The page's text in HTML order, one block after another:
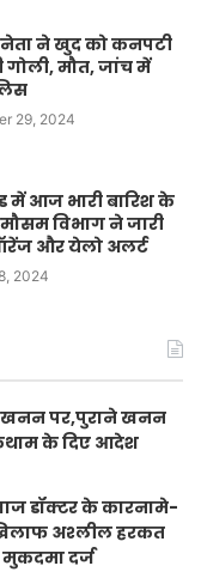
ने खुद को कनपटी
गोली, मौत, जांच में
29, 2024
में आज भारी बारिश के
विभाग ने जारी
और येलो अलर्ट
2024
खनन पर,पुराने खनन
के दिए आदेश
डॉक्टर के कारनामे-
अश्लील हरकत
दर्ज